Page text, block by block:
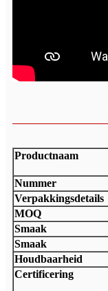
Productnaam
Nummer
Verpakkingsdetails
MOQ
Smaak
Smaak
Houdbaarheid
Certificering